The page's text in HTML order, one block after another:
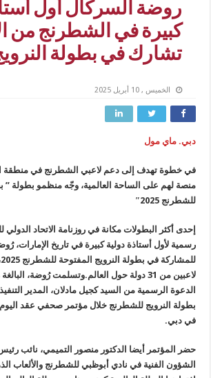
روضة السركال أول
كبيرة في الشطرنج من
تشارك في بطولة
الخميس , 10 أبريل 2025
دبي. ماي مول
في خطوة تهدف إلى دعم لاعبي الشطرنج في منطقة
منصة لهم على الساحة العالمية، وجّه منظمو بطولة ”
للشطرنج 2025″
إحدى أكثر البطولات مكانة في روزنامة الاتحاد
رسمية لأول أستاذة دولية كبيرة في تاريخ الإمارات،
الدعوة الرسمية من السيد كجيل مادلان، المدير
بطولة النرويج للشطرنج خلال مؤتمر صحفي عقد
في دبي.
حضر المؤتمر أيضا الدكتور منصور التميمي، نائب رئيس
الشؤون الفنية في نادي أبوظبي للشطرنج والألعاب